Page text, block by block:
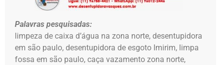
Palavras pesquisadas:
limpeza de caixa d’água na zona norte, desentupidora
em são paulo, desentupidora de esgoto Imirim, limpa
fossa em são paulo, caça vazamento zona norte,